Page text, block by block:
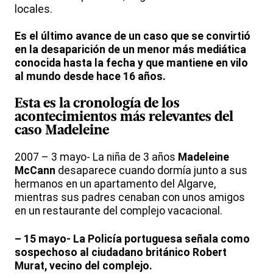
locales.
Es el último avance de un caso que se convirtió
en la desaparición de un menor más mediática
conocida hasta la fecha y que mantiene en vilo
al mundo desde hace 16 años.
Esta es la cronología de los
acontecimientos más relevantes del
caso Madeleine
2007 – 3 mayo- La niña de 3 años Madeleine
McCann desaparece cuando dormía junto a sus
hermanos en un apartamento del Algarve,
mientras sus padres cenaban con unos amigos
en un restaurante del complejo vacacional.
– 15 mayo- La Policía portuguesa señala como
sospechoso al ciudadano británico Robert
Murat, vecino del complejo.